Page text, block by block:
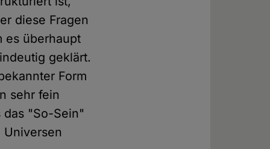
diese Fragen
es überhaupt
geklärt.
Form
sehr fein
das "So-Sein"